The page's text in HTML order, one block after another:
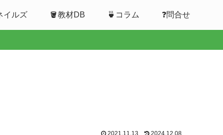
ルズ 🪣教材DB 🍵コラム ❓問合せ